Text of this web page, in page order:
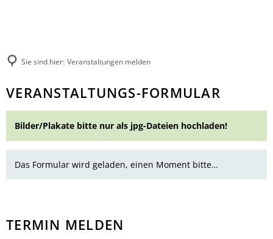
Unsere Verbandsgemeinde
Märkte
Natur-Erlebnisbad
Verbandsgemeindewerke
Bildung
Vereine
Umwelt, Planen, Bauen
Aktuelles
Mitarbeitende der Verwaltung
Finanzen & Satzungen
Notfallvorsorge
Stellenanzeigen & Praktika
Öffentliche Bekanntmachungen
Ausschreibungen
Fundbüro
Aktiv & Unterwegs
Gästeführungen
Veranstaltungen
Sie sind hier: Veranstaltungen melden
Veranstaltungen
einreichen
VERANSTALTUNGS-FORMULAR
Bilder/Plakate bitte nur als jpg-Dateien hochladen!
Das Formular wird geladen, einen Moment bitte…
TERMIN MELDEN